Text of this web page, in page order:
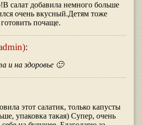
салат добавила немного больше
очень вкусный.Детям тоже
почаще.
:
и на здоровье 🙂
этот салатик, только капусты
упаковка такая) Супер, очень